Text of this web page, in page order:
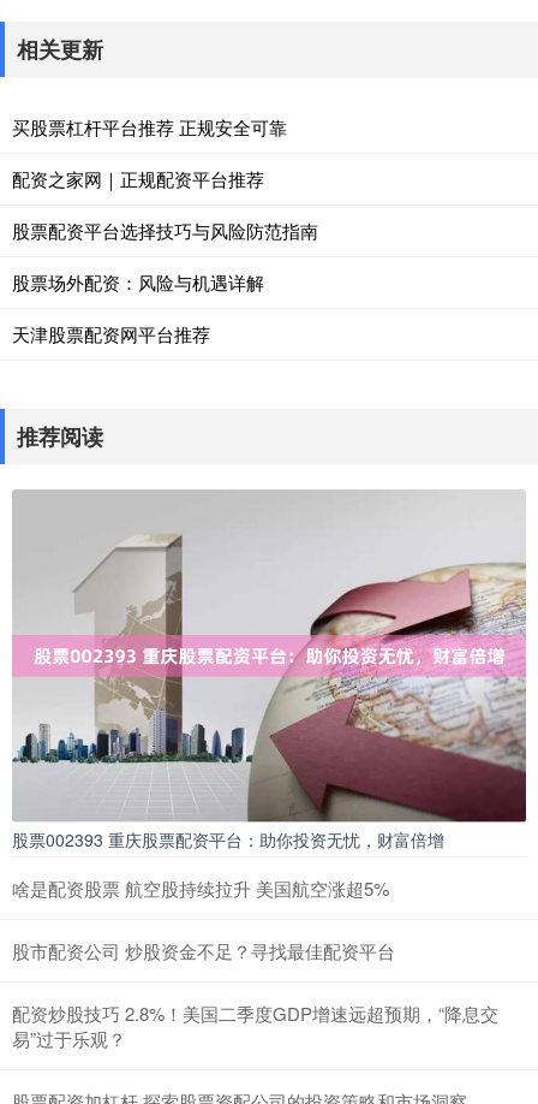
相关更新
买股票杠杆平台推荐 正规安全可靠
配资之家网｜正规配资平台推荐
股票配资平台选择技巧与风险防范指南
股票场外配资：风险与机遇详解
天津股票配资网平台推荐
推荐阅读
股票002393 重庆股票配资平台：助你投资无忧，财富倍增
啥是配资股票 航空股持续拉升 美国航空涨超5%
股市配资公司 炒股资金不足？寻找最佳配资平台
配资炒股技巧 2.8%！美国二季度GDP增速远超预期，“降息交
易”过于乐观？